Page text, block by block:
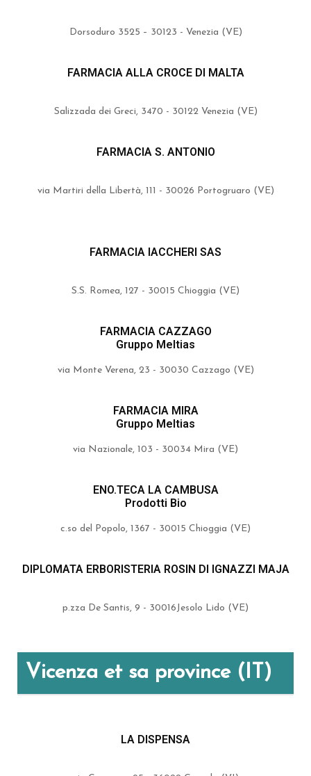
Dorsoduro 3525 – 30123 - Venezia (VE)
FARMACIA ALLA CROCE DI MALTA
Salizzada dei Greci, 3470 - 30122 Venezia (VE)
FARMACIA S. ANTONIO
via Martiri della Libertà, 111 - 30026 Portogruaro (VE)
FARMACIA IACCHERI SAS
S.S. Romea, 127 - 30015 Chioggia (VE)
FARMACIA CAZZAGO
Gruppo Meltias
via Monte Verena, 23 - 30030 Cazzago (VE)
FARMACIA MIRA
Gruppo Meltias
via Nazionale, 103 - 30034 Mira (VE)
ENO.TECA LA CAMBUSA
Prodotti Bio
c.so del Popolo, 1367 - 30015 Chioggia (VE)
DIPLOMATA ERBORISTERIA ROSIN DI IGNAZZI MAJA
p.zza De Santis, 9 - 30016Jesolo Lido (VE)
Vicenza et sa province (IT)
LA DISPENSA